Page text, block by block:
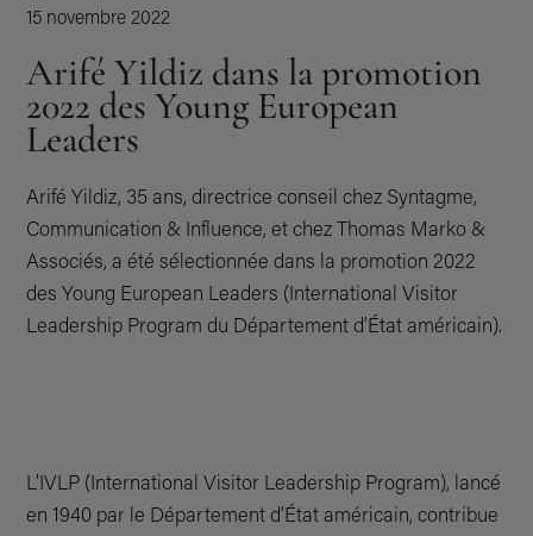
15 novembre 2022
Arifé Yildiz dans la promotion
2022 des Young European
Leaders
Arifé Yildiz, 35 ans, directrice conseil chez Syntagme,
Communication & Influence, et chez Thomas Marko &
Associés, a été sélectionnée dans la promotion 2022
des Young European Leaders (International Visitor
Leadership Program du Département d’État américain).
L‘IVLP (International Visitor Leadership Program), lancé
en 1940 par le Département d’État américain, contribue